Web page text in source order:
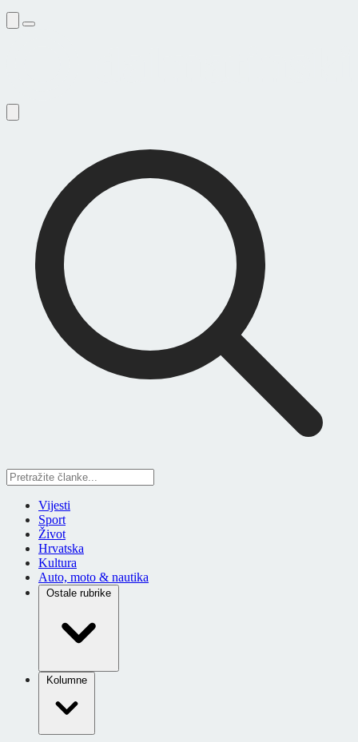
Vijesti
Sport
Život
Hrvatska
Kultura
Auto, moto & nautika
Ostale rubrike
Kolumne